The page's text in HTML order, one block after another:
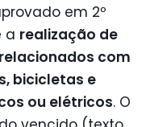
em 2º
a realização de
com
bicicletas e
ou elétricos. O